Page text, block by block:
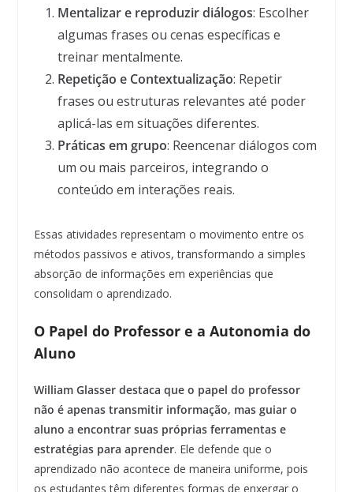
Mentalizar e reproduzir diálogos: Escolher
algumas frases ou cenas específicas e
treinar mentalmente.
Repetição e Contextualização: Repetir
frases ou estruturas relevantes até poder
aplicá-las em situações diferentes.
Práticas em grupo: Reencenar diálogos com
um ou mais parceiros, integrando o
conteúdo em interações reais.
Essas atividades representam o movimento entre os
métodos passivos e ativos, transformando a simples
absorção de informações em experiências que
consolidam o aprendizado.
O Papel do Professor e a Autonomia do
Aluno
William Glasser destaca que o papel do professor
não é apenas transmitir informação, mas guiar o
aluno a encontrar suas próprias ferramentas e
estratégias para aprender. Ele defende que o
aprendizado não acontece de maneira uniforme, pois
os estudantes têm diferentes formas de enxergar o